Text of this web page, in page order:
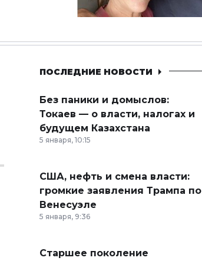
ПОСЛЕДНИЕ НОВОСТИ
Без паники и домыслов:
Токаев — о власти, налогах и
будущем Казахстана
5 января, 10:15
США, нефть и смена власти:
громкие заявления Трампа по
Венесуэле
5 января, 9:36
Старшее поколение